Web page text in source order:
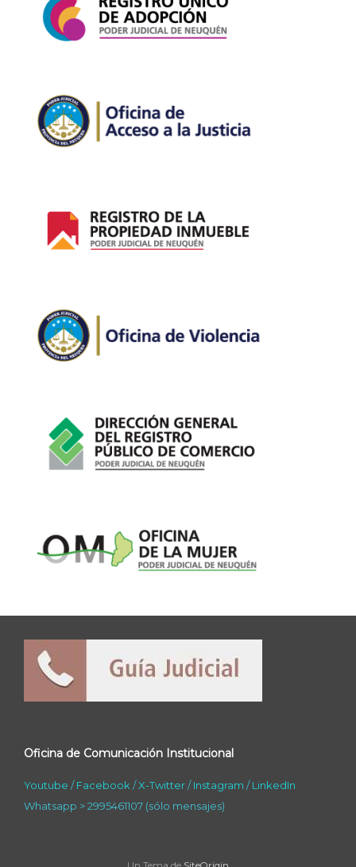
Oficina de Comunicación Institucional
Youtube /Facebook /X-Twitter/Instagram /LinkedIn
Whatsapp > 2995461107 (sólo mensajes)